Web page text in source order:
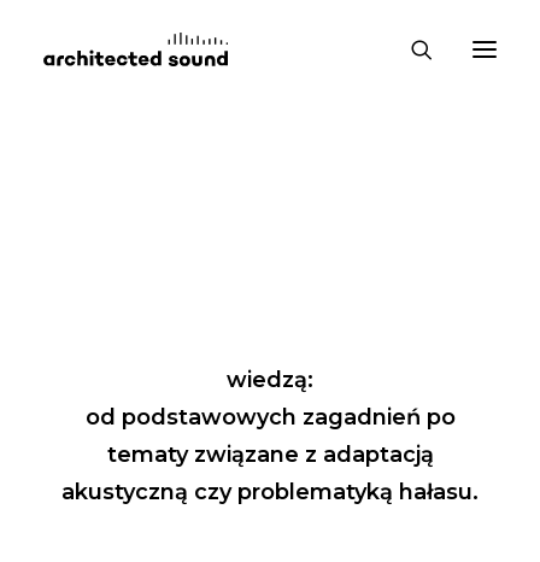
wiedzą:
od podstawowych zagadnień po
tematy związane z adaptacją
akustyczną czy problematyką hałasu.